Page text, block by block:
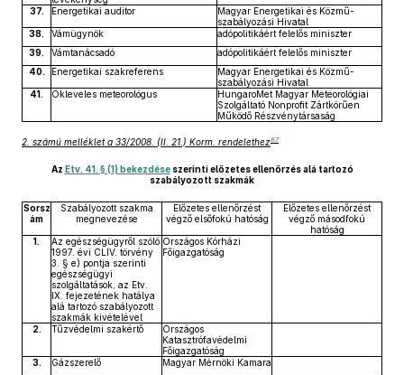
37. Energetikai auditor
Magyar Energetikai és Közmű-
szabályozási Hivatal
38.
Vámügynök
adópolitikáért felelős miniszter
39.
Vámtanácsadó
adópolitikáért felelős miniszter
40.
Energetikai szakreferens
Magyar Energetikai és Közmű-
szabályozási Hivatal
41.
Okleveles meteorológus
HungaroMet Magyar Meteorológiai
Szolgáltató Nonprofit Zártkörűen
Működő Részvénytársaság
2. számú melléklet a 33/2008. (II. 21.) Korm. rendelethez87
Az Etv. 41. § (1) bekezdéseszerinti előzetes ellenőrzés alá tartozó
szabályozott szakmák
Sorsz
ám
Szabályozott szakma
megnevezése
Előzetes ellenőrzést
végző elsőfokú hatóság
Előzetes ellenőrzést
végző másodfokú
hatóság
1.
Az egészségügyről szóló
1997. évi CLIV. törvény
3. § e) pontja szerinti
egészségügyi
szolgáltatások, az Etv.
IX. fejezetének hatálya
alá tartozó szabályozott
szakmák kivételével
Országos Kórházi
Főigazgatóság
2. Tűzvédelmi szakértő
Országos
Katasztrófavédelmi
Főigazgatóság
3.
Gázszerelő
Magyar Mérnöki Kamara